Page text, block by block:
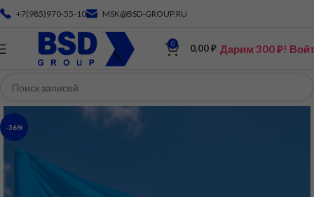
+7(985)970-55-10 MSK@BSD-GROUP.RU
0 0,00₽ Дарим 300 ₽!
-36%